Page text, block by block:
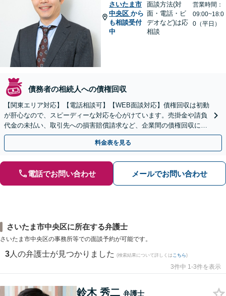
さいたま市
中央区 から
も相談受付
中
面談方法(対
面・電話・ビ
デオなど)は応
相談
営業時間：
09:00~18:0
0（平日）
債務者の相続人への債権回収
【関東エリア対応】【電話相談可】【WEB面談対応】債権回収は初動
が肝心なので、スピーディーな対応を心がけています。売掛金や請負
代金の未払い、取引先への損害賠償請求など、企業間の債権回収に幅
広く対応「フリーランスの報酬未払いもご相談ください」
料金表を見る
電話でお問い合わせ メールでお問い合わせ
さいたま市中央区に所在する弁護士
さいたま市中央区の事務所等での面談予約が可能です。
3 人の弁護士が見つかりました (検索結果について詳しくは こちら)
3件中 1-3件を表示
鈴木 秀二 弁護士